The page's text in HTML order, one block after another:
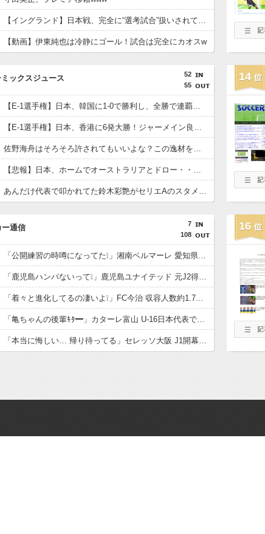
【イングランド】日本戦、完全に“選考試合”扱いされている可能性
【動画】伊東純也は冷静にゴール！試合は完全にカオスw
52
55
ックスジュース
【E-1選手権】日本、韓国に1-0で勝利し、全勝で連覇達成！ジャーメインのゴールを守り切る！
【E-1選手権】日本、香港に6発大勝！ジャーメイン良がデビュー戦で4ゴール！
佐野海舟はそろそろ許されてもいいよな？この逸材を代表に呼ばないのは大損失だろ
【悲報】日本、ホームでオーストラリアとドロー・・・谷口OGでまさかの先制許すもキレキレ中村が同点弾演出でかろうじて勝ち点1
あんだけ代表で叩かれてた鈴木彩艶がセリエAのスタメンで大活躍してるという事実
14
7
108
通信
「公開練習の時噂になってた❕」湘南ベルマーレ 愛知県出身 豊川高MF大下蒼生が2026-27シーズンに新加入内定したと発表‼「チームの目標であるJ1昇格 J2優勝に貢献」
「鹿児島ハンパないって❕」鹿児島ユナイテッド 元J2得点王! FWフアンマ・デルガドが新加入することを発表‼大宮、福岡でもプレーし 2度の長崎J1昇格に貢献「皆さんに最高の喜びを」
「着々と進化してるの凄いよ❕」FC今治 収容人数約1.7倍！アシックス里山スタジアム増席完了を発表‼観客席だけでなく コンコースやトイレ 観客動線なども整備
「亀ちゃんの後輩ｷﾀ━」カターレ富山 U-16日本代表でもプレー! 流経大柏からMF内田煌生の新加入内定したことを発表‼「持ち味である豊富な運動量とボール奪取能力を」
「本当に悔しい… 帰り待ってる」セレッソ大阪 J1開幕目前に大きな痛手 MF柴山昌也がトレーニングマッチ中に負傷 左ひざ複合じん帯損傷と診断 長期離脱も
16